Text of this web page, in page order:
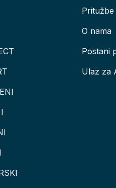
Pritužbe
O nama
Postani
Ulaz za